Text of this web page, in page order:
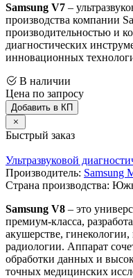
Samsung V7 –
производства компании
производительностью и
диагностических
инновационных
В наличии
Цена по запросу
Добавить в КП
Быстрый заказ
Ультразвуковой
Производитель: Samsung
Страна производства:
Samsung V8 – это
премиум-класса,
акушерстве,
радиологии. Аппарат
обработки данных и
точных медицинских